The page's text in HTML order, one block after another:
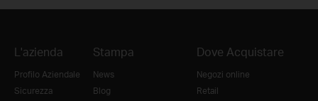
L'azienda
Profilo Aziendale
Sicurezza
Stampa
News
Blog
Dove Acquistare
Negozi online
Retail